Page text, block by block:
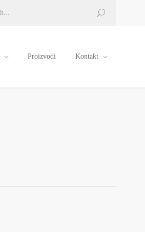
Proizvodi Kontakt